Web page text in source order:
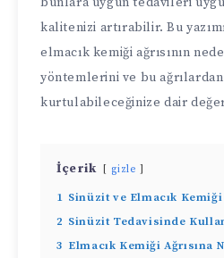
kalitenizi artırabilir. Bu
elmacık kemiği ağrısının
yöntemlerini ve bu ağrılardan
kurtulabileceğinize dair
İçerik gizle
1 Sinüzit ve Elmacık Kemiği
2 Sinüzit Tedavisinde
3 Elmacık Kemiği Ağrısına